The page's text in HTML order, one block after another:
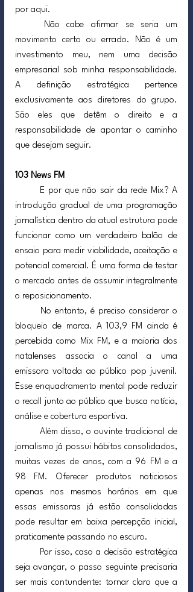
por aqui.
movimento certo ou errado. Não é um
investimento meu, nem uma decisão
empresarial sob minha responsabilidade.
A definição estratégica pertence
exclusivamente aos diretores do grupo.
São eles que detêm o direito e a
responsabilidade de apontar o caminho
que desejam seguir.
103 News FM
introdução gradual de uma programação
jornalística dentro da atual estrutura pode
funcionar como um verdadeiro balão de
ensaio para medir viabilidade, aceitação e
potencial comercial. É uma forma de testar
o mercado antes de assumir integralmente
o reposicionamento.
bloqueio de marca. A 103,9 FM ainda é
percebida como Mix FM, e a maioria dos
natalenses associa o canal a uma
emissora voltada ao público pop juvenil.
Esse enquadramento mental pode reduzir
o recall junto ao público que busca notícia,
análise e cobertura esportiva.
jornalismo já possui hábitos consolidados,
muitas vezes de anos, com a 96 FM e a
98 FM. Oferecer produtos noticiosos
apenas nos mesmos horários em que
essas emissoras já estão consolidadas
pode resultar em baixa percepção inicial,
praticamente passando no escuro.
seja avançar, o passo seguinte precisaria
ser mais contundente: tornar claro que a